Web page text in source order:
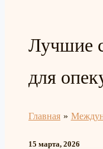
Лучшие
для
Главная
15 марта, 2026